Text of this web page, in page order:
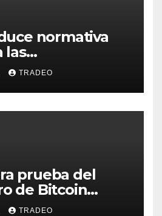
normativa
las
¿Llegó el fin
TRADEO
prueba del
de Bitcoin
en 2026
TRADEO